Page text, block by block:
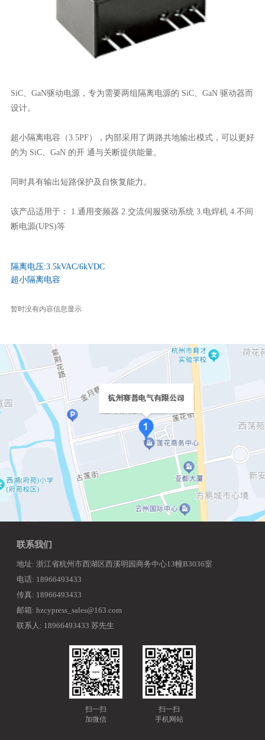
SiC、GaN驱动电源，专为需要两组隔离电源的 SiC、GaN 驱动器而
设计。
超小隔离电容（3.5PF），内部采用了两路共地输出模式，可以更好
的为 SiC、GaN 的开 通与关断提供能量。
同时具有输出短路保护及自恢复能力。
该产品适用于： 1.通用变频器 2.交流伺服驱动系统 3.电焊机 4.不间
断电源(UPS)等
隔离电压:3.5kVAC/6kVDC
超小隔离电容
暂时没有内容信息显示
联系我们
地址: 浙江省杭州市西湖区西溪明园商务中心13幢B3036室
电话: 18966493433
传真: 18966493433
邮箱: hzcypress_sales@163.com
联系人: 18966493433 苏先生
扫一扫
加微信
扫一扫
手机网站